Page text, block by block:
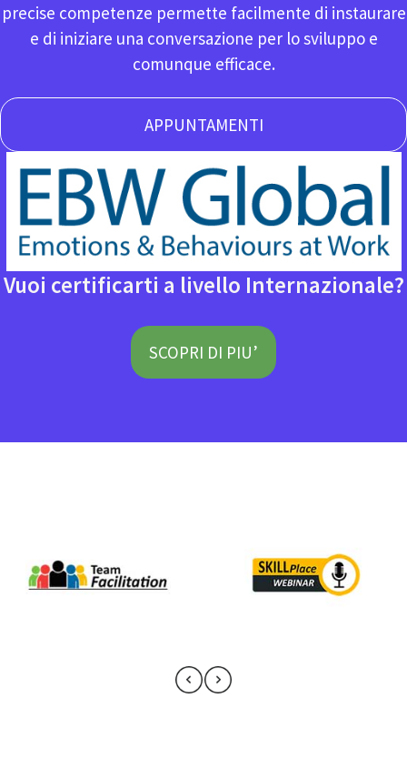
precise competenze permette facilmente di instaurare
e di iniziare una conversazione per lo sviluppo e
comunque efficace.
APPUNTAMENTI
Vuoi certificarti a livello Internazionale?
SCOPRI DI PIU’